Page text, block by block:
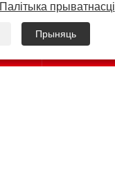

Палітыка прыватнасці
Прыняць